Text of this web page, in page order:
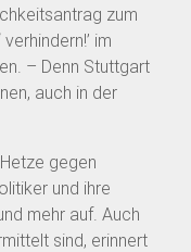
zum
im
– Denn Stuttgart
auch in der
gegen
und ihre
mehr auf. Auch
sind, erinnert